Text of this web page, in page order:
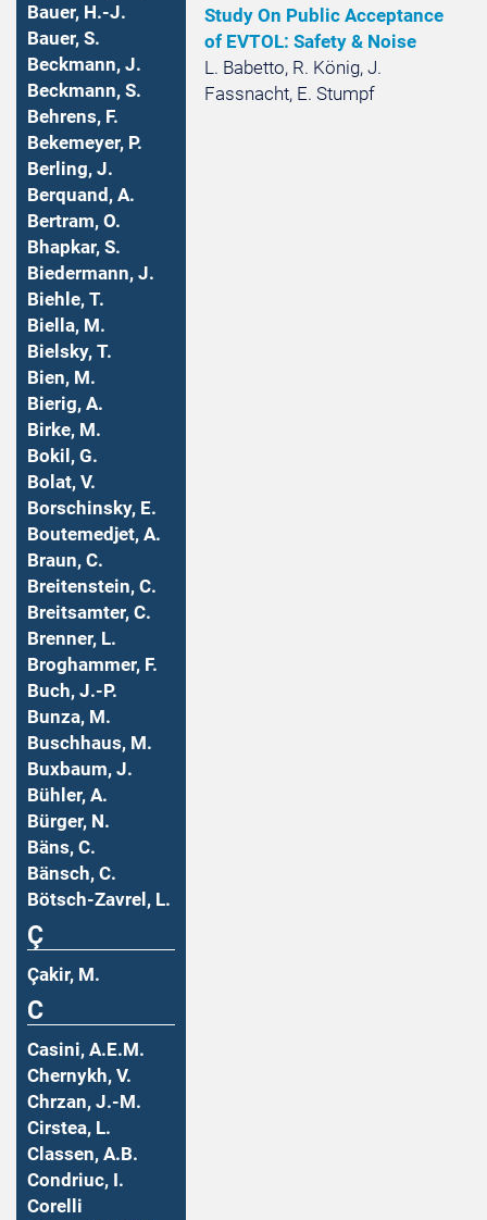
Bauer, H.-J.
Bauer, S.
Beckmann, J.
Beckmann, S.
Behrens, F.
Bekemeyer, P.
Berling, J.
Berquand, A.
Bertram, O.
Bhapkar, S.
Biedermann, J.
Biehle, T.
Biella, M.
Bielsky, T.
Bien, M.
Bierig, A.
Birke, M.
Bokil, G.
Bolat, V.
Borschinsky, E.
Boutemedjet, A.
Braun, C.
Breitenstein, C.
Breitsamter, C.
Brenner, L.
Broghammer, F.
Buch, J.-P.
Bunza, M.
Buschhaus, M.
Buxbaum, J.
Bühler, A.
Bürger, N.
Bäns, C.
Bänsch, C.
Bötsch-Zavrel, L.
Ç
Çakir, M.
C
Casini, A.E.M.
Chernykh, V.
Chrzan, J.-M.
Cirstea, L.
Classen, A.B.
Condriuc, I.
Corelli
Study On Public Acceptance
of EVTOL: Safety & Noise
L. Babetto, R. König, J.
Fassnacht, E. Stumpf